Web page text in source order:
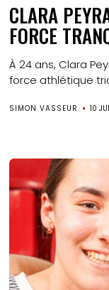
CLARA
FORCE
À 24 ans, Clara
force athlétique
SIMON VASSEUR 10